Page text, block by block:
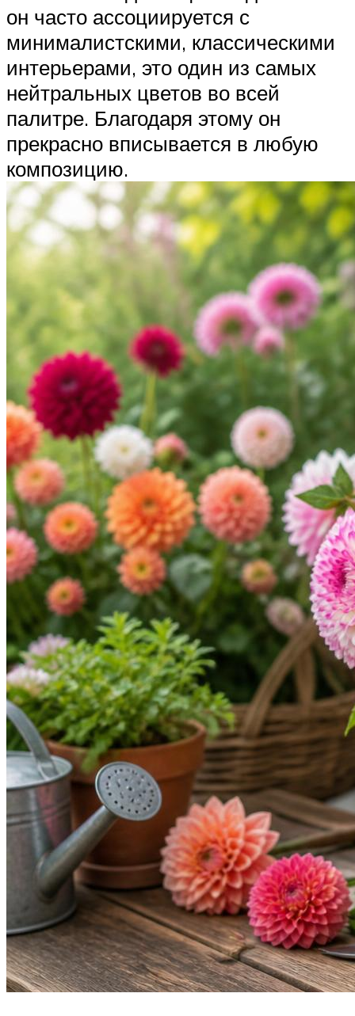
он часто ассоциируется с
минималистскими, классическими
интерьерами, это один из самых
нейтральных цветов во всей
палитре. Благодаря этому он
прекрасно вписывается в любую
композицию.